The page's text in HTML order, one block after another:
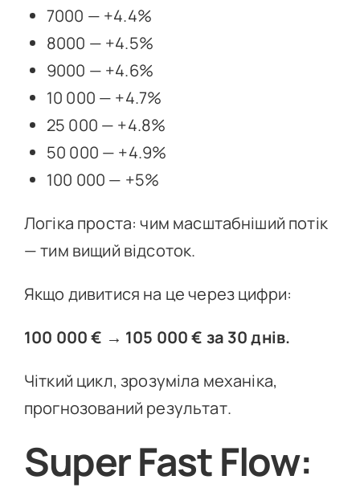
7000 — +4.4%
8000 — +4.5%
9000 — +4.6%
10 000 — +4.7%
25 000 — +4.8%
50 000 — +4.9%
100 000 — +5%
Логіка проста: чим масштабніший потік
— тим вищий відсоток.
Якщо дивитися на це через цифри:
100 000 € → 105 000 € за 30 днів.
Чіткий цикл, зрозуміла механіка,
прогнозований результат.
Super Fast Flow: